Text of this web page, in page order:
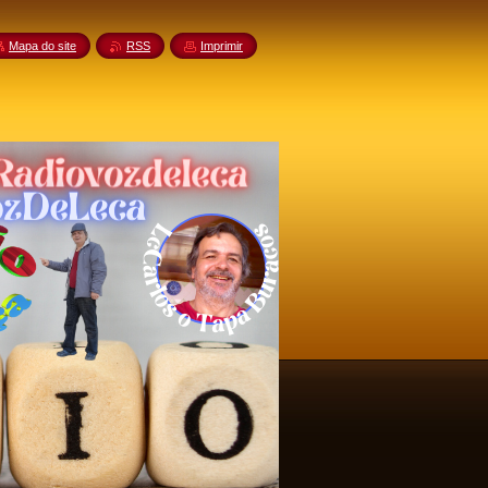
Mapa do site RSS Imprimir